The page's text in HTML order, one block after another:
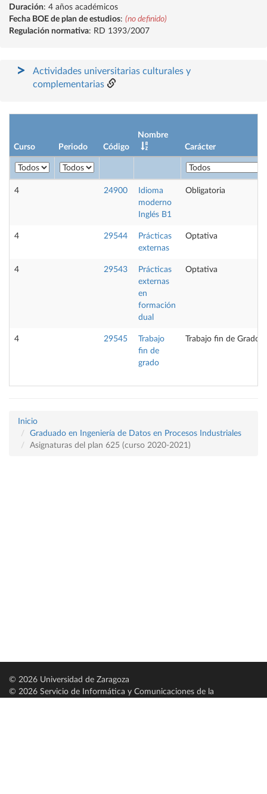
Duración: 4 años académicos
Fecha BOE de plan de estudios: (no definido)
Regulación normativa: RD 1393/2007
Actividades universitarias culturales y
complementarias
Curso Periodo Código
Nombre
Carácter
4 24900
Idioma
moderno
Inglés B1
Obligatoria
4 29544
Prácticas
externas
Optativa
4 29543
Prácticas
externas
en
formación
dual
Optativa
4 29545
Trabajo
fin de
grado
Trabajo fin de Grado
Inicio
Graduado en Ingeniería de Datos en Procesos Industriales
Asignaturas del plan 625 (curso 2020-2021)
© 2026 Universidad de Zaragoza
© 2026 Servicio de Informática y Comunicaciones de la